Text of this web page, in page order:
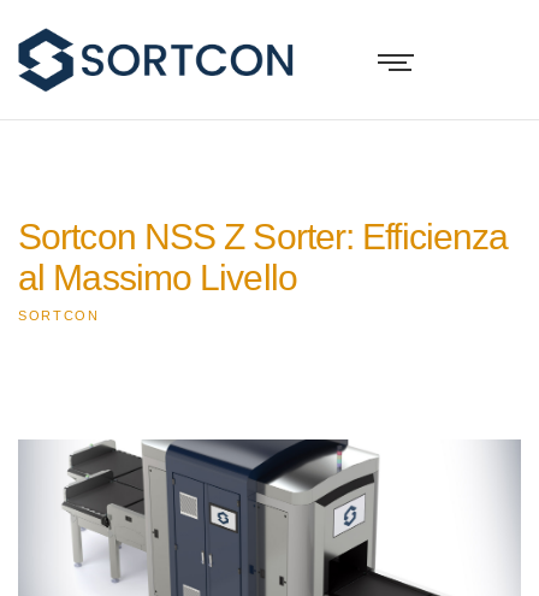
Sortcon NSS Z Sorter: Efficienza
al Massimo Livello
SORTCON